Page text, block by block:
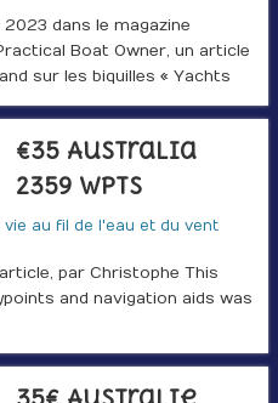
dans le magazine
Boat Owner, un article
sur les biquilles « Yachts
€35 Australia
2359 WPTS
vie au fil de l'eau et du vent
par Christophe This
and navigation aids was